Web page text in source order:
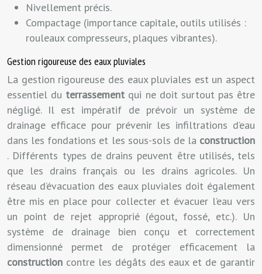
Nivellement précis.
Compactage (importance capitale, outils utilisés :
rouleaux compresseurs, plaques vibrantes).
Gestion rigoureuse des eaux pluviales
La gestion rigoureuse des eaux pluviales est un aspect
essentiel du terrassement qui ne doit surtout pas être
négligé. Il est impératif de prévoir un système de
drainage efficace pour prévenir les infiltrations d’eau
dans les fondations et les sous-sols de la construction
. Différents types de drains peuvent être utilisés, tels
que les drains français ou les drains agricoles. Un
réseau d’évacuation des eaux pluviales doit également
être mis en place pour collecter et évacuer l’eau vers
un point de rejet approprié (égout, fossé, etc.). Un
système de drainage bien conçu et correctement
dimensionné permet de protéger efficacement la
construction contre les dégâts des eaux et de garantir